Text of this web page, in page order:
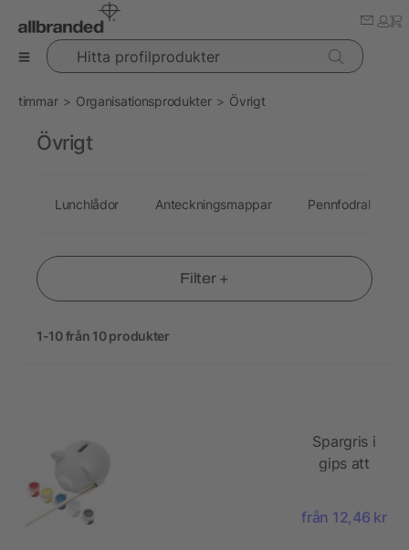
Hitta profilprodukter
timmar Organisationsprodukter Övrigt
Filter +
1-10 från 10 produkter
Spargris i
gips att
från 12,46 kr
Övrigt
Lunchlådor Anteckningsmappar Pennfodral